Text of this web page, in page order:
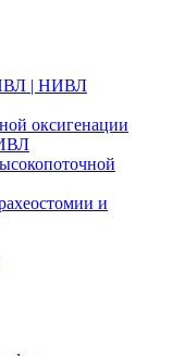
ИВЛ | НИВЛ
оксигенации
и